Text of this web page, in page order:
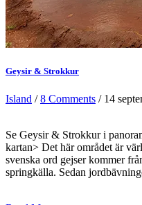
Geysir & Strokkur
Island /8 Comments / 14
Se Geysir & Strokkur i
kartan> Det här området är
svenska ord gejser kommer
springkälla. Sedan